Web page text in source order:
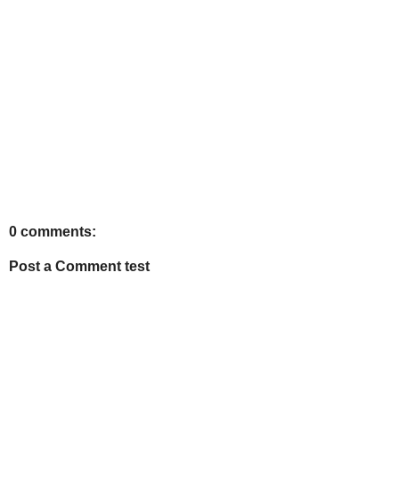
0 comments:
Post a Comment test